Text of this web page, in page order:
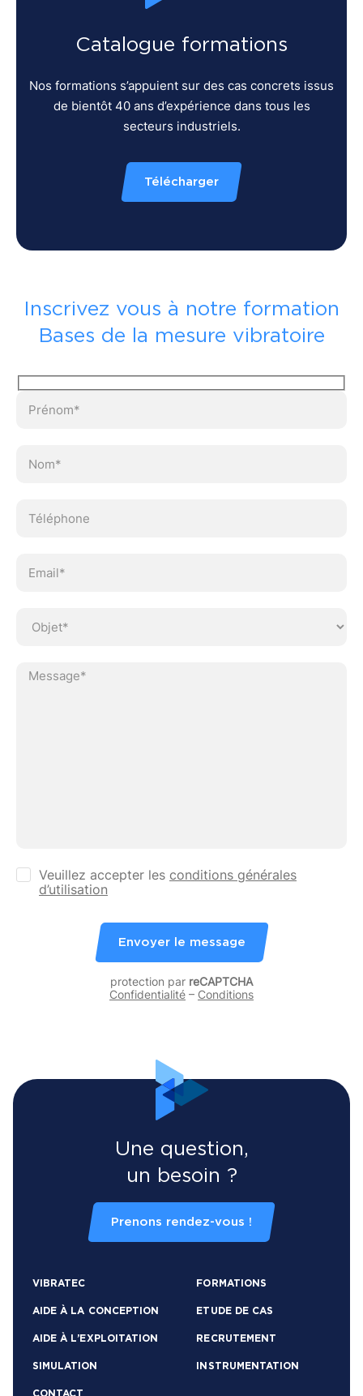
Catalogue formations
Nos formations s’appuient sur des cas concrets issus
de bientôt 40 ans d’expérience dans tous les
secteurs industriels.
Télécharger
Inscrivez vous à notre formation
Bases de la mesure vibratoire
Veuillez accepter les conditions générales
d’utilisation
Envoyer le message
protection par reCAPTCHA
Confidentialité – Conditions
Une question,
un besoin ?
Prenons rendez-vous !
VIBRATEC FORMATIONS
AIDE À LA CONCEPTION ETUDE DE CAS
AIDE À L’EXPLOITATION RECRUTEMENT
SIMULATION INSTRUMENTATION
CONTACT